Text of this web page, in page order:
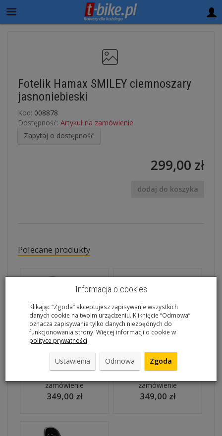
Fotelik Hamax SMILEY ciemnoszary
jasnoniebieski
Kod: 008878
Dostępność: Artykuł na zamówienie
Zapytaj o dostępność
299,00 zł
dodaj do koszyka
Polecane produkty
Fotelik Hamax Zenith
szary z szarą wyściółką
zamówienie
349,00 zł
szary z czerwoną
wyściółką
zamówienie
349,00 zł
Informacja o cookies
Klikając “Zgoda” akceptujesz zapisywanie wszystkich
danych cookie na twoim urządzeniu. Kliknięcie “Odmowa”
oznacza zapisywanie tylko danych niezbędnych do
funkcjonowania strony. Więcej informacji o cookie w
polityce prywatności.
Ustawienia Odmowa Zgoda